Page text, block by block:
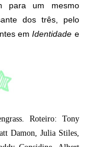
para um mesmo
dos três, pelo
emIdentidade e
Roteiro: Tony
Damon, Julia Stiles,